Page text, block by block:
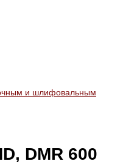
и шлифовальным
DMR 600